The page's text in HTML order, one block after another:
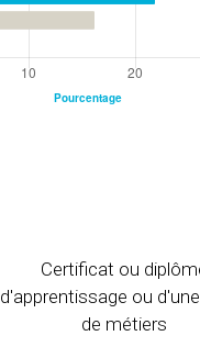
Certificat ou
d'apprentissage ou
de métiers